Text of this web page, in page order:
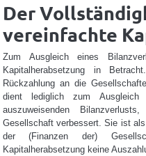
Der
vereinfachte
Zum Ausgleich eines
Kapitalherabsetzung in
Rückzahlung an die
dient lediglich zum
auszuweisenden
Gesellschaft verbessert. Sie ist
der (Finanzen der)
Kapitalherabsetzung keine